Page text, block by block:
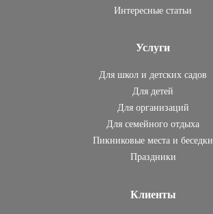
Интересные статьи
Услуги
Для школ и детских садов
Для детей
Для организаций
Для семейного отдыха
Пикниковые места и беседки
Праздники
Клиенты